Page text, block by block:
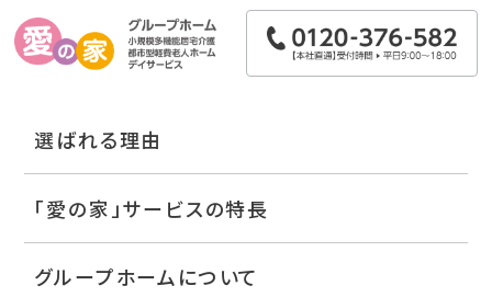
選ばれる理由
「愛の家」サービスの特長
グループホームについて